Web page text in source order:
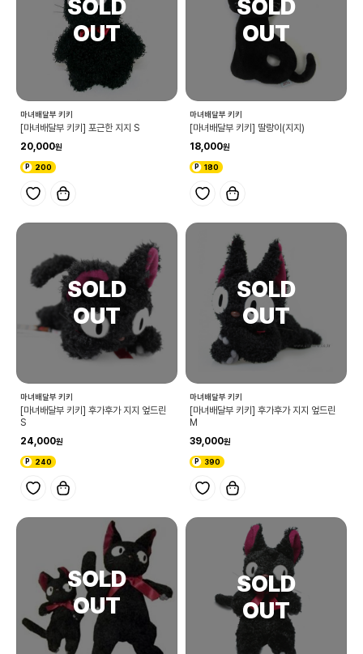
마녀배달부 키키
[마녀배달부 키키] 포근한 지지 S
20,000
200
마녀배달부 키키
[마녀배달부 키키] 딸랑이(지지)
18,000
180
마녀배달부 키키
[마녀배달부 키키] 후가후가 지지 엎드린
S
24,000
240
마녀배달부 키키
[마녀배달부 키키] 후가후가 지지 엎드린
M
39,000
390